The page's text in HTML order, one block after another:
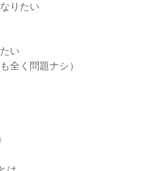
りたい
い
全く問題ナシ）